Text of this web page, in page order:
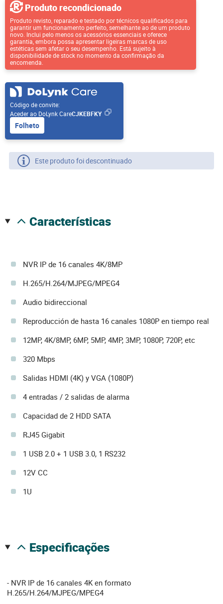
Produto recondicionado
Produto revisto, reparado e testado por técnicos qualificados para
garantir um funcionamento perfeito, semelhante ao de um produto
novo. Inclui pelo menos os acessórios essenciais e oferece
garantia, embora possa apresentar ligeiras marcas de uso
estéticas sem afetar o seu desempenho. Está sujeito à
disponibilidade de stock no momento da confirmação da
encomenda.
Código de convite:
Aceder ao DoLynk CareCJKEBFKY
Folheto
Este produto foi descontinuado
características
NVR IP de 16 canales 4K/8MP
H.265/H.264/MJPEG/MPEG4
Audio bidireccional
Reproducción de hasta 16 canales 1080P en tiempo real
12MP, 4K/8MP, 6MP, 5MP, 4MP, 3MP, 1080P, 720P, etc
320 Mbps
Salidas HDMI (4K) y VGA (1080P)
4 entradas / 2 salidas de alarma
Capacidad de 2 HDD SATA
RJ45 Gigabit
1 USB 2.0 + 1 USB 3.0, 1 RS232
12V CC
1U
especificações
- NVR IP de 16 canales 4K en formato
H.265/H.264/MJPEG/MPEG4